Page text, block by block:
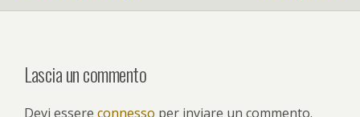
Lascia un commento
Devi essere connesso per inviare un commento.